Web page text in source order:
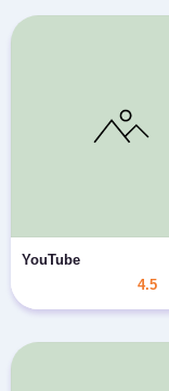
YouTube
4.5